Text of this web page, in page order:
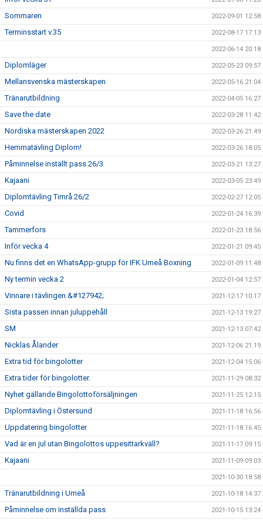
Sommaren 2022-09-01 12:58
Terminsstart v.35 2022-08-17 17:13
2022-06-14 20:18
Diplomläger 2022-05-23 09:57
Mellansvenska mästerskapen 2022-05-16 21:04
Tränarutbildning 2022-04-05 16:27
Save the date 2022-03-28 11:42
Nordiska mästerskapen 2022 2022-03-26 21:49
Hemmatävling Diplom! 2022-03-26 18:05
Påminnelse inställt pass 26/3 2022-03-21 13:27
Kajaani 2022-03-05 23:49
Diplomtävling Timrå 26/2 2022-02-27 12:05
Covid 2022-01-24 16:39
Tammerfors 2022-01-23 18:56
Inför vecka 4 2022-01-21 09:45
Nu finns det en WhatsApp-grupp för IFK Umeå Boxning 2022-01-09 11:48
Ny termin vecka 2 2022-01-04 12:57
Vinnare i tävlingen &#127942; 2021-12-17 10:17
Sista passen innan juluppehåll 2021-12-13 19:27
SM 2021-12-13 07:42
Nicklas Ålander 2021-12-06 21:19
Extra tid för bingolotter 2021-12-04 15:06
Extra tider för bingolotter. 2021-11-29 08:32
Nyhet gällande Bingolottoförsäljningen 2021-11-25 12:15
Diplomtävling i Östersund 2021-11-18 16:56
Uppdatering bingolotter 2021-11-18 16:45
Vad är en jul utan Bingolottos uppesittarkväll? 2021-11-17 09:15
Kajaani 2021-11-09 09:03
2021-10-30 18:58
Tränarutbildning i Umeå 2021-10-18 14:37
Påminnelse om inställda pass 2021-10-15 13:24